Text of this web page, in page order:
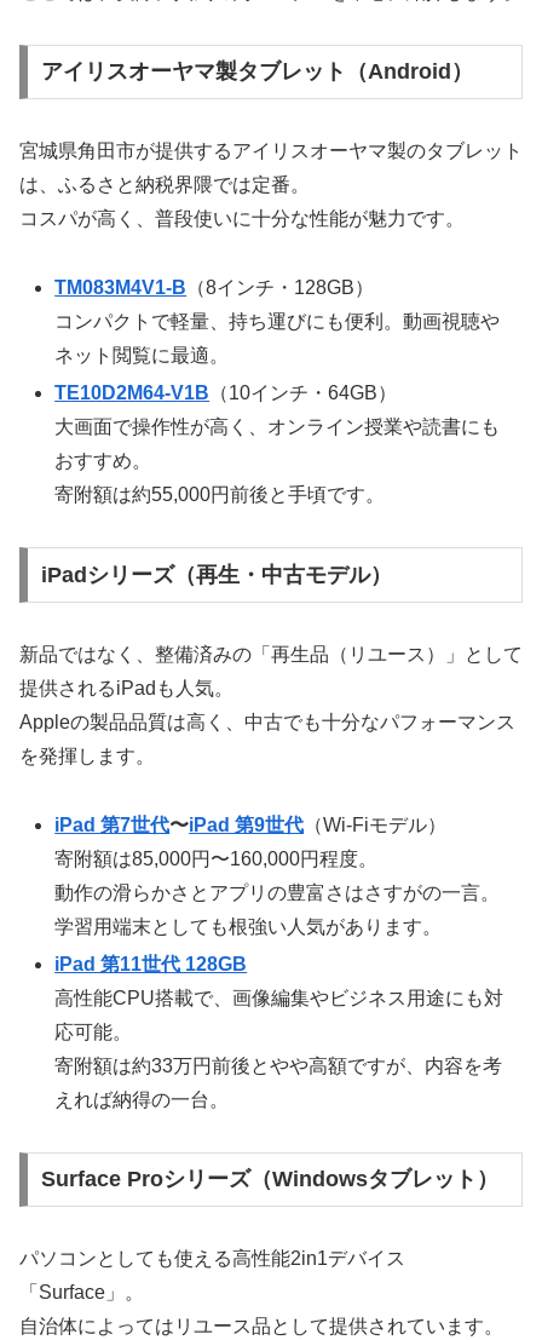
アイリスオーヤマ製タブレット（Android）
宮城県角田市が提供するアイリスオーヤマ製のタブレット
は、ふるさと納税界隈では定番。
コスパが高く、普段使いに十分な性能が魅力です。
TM083M4V1-B （8インチ・128GB）
コンパクトで軽量、持ち運びにも便利。動画視聴や
ネット閲覧に最適。
TE10D2M64-V1B （10インチ・64GB）
大画面で操作性が高く、オンライン授業や読書にも
おすすめ。
寄附額は約55,000円前後と手頃です。
iPadシリーズ（再生・中古モデル）
新品ではなく、整備済みの「再生品（リユース）」として
提供されるiPadも人気。
Appleの製品品質は高く、中古でも十分なパフォーマンス
を発揮します。
iPad 第7世代〜iPad 第9世代 （Wi-Fiモデル）
寄附額は85,000円〜160,000円程度。
動作の滑らかさとアプリの豊富さはさすがの一言。
学習用端末としても根強い人気があります。
iPad 第11世代 128GB
高性能CPU搭載で、画像編集やビジネス用途にも対
応可能。
寄附額は約33万円前後とやや高額ですが、内容を考
えれば納得の一台。
Surface Proシリーズ（Windowsタブレット）
パソコンとしても使える高性能2in1デバイス
「Surface」。
自治体によってはリユース品として提供されています。